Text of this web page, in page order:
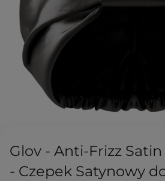
Glov - Anti-Frizz
- Czepek Satynowy